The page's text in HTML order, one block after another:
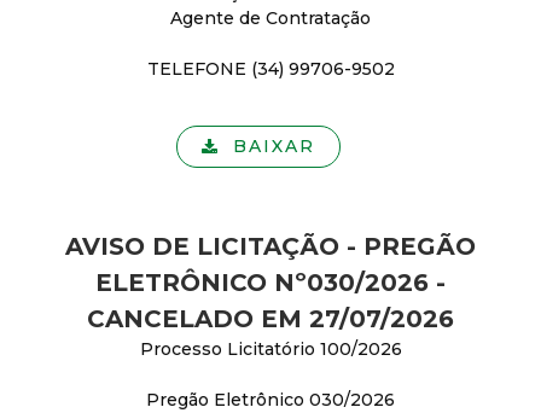
Agente de Contratação
TELEFONE (34) 99706-9502
BAIXAR
AVISO DE LICITAÇÃO - PREGÃO
ELETRÔNICO Nº030/2026 -
CANCELADO EM 27/07/2026
Processo Licitatório 100/2026
Pregão Eletrônico 030/2026